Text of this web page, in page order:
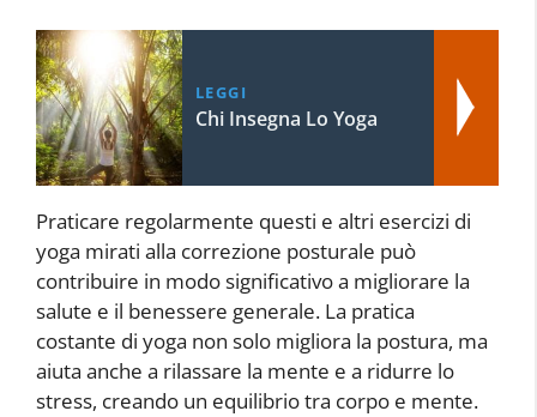
LEGGI
Chi Insegna Lo Yoga
Praticare regolarmente questi e altri esercizi di
yoga mirati alla correzione posturale può
contribuire in modo significativo a migliorare la
salute e il benessere generale. La pratica
costante di yoga non solo migliora la postura, ma
aiuta anche a rilassare la mente e a ridurre lo
stress, creando un equilibrio tra corpo e mente.